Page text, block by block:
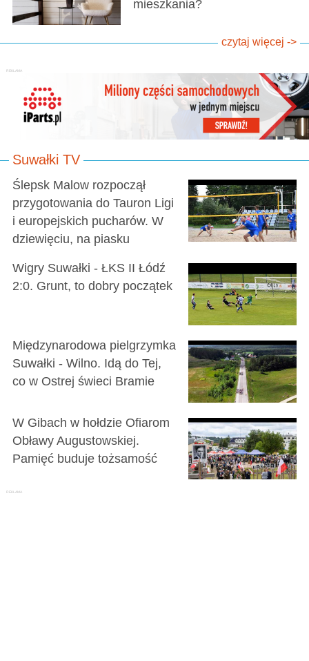
mieszkania?
czytaj więcej ->
Suwałki TV
Ślepsk Malow rozpoczął
przygotowania do Tauron Ligi
i europejskich pucharów. W
dziewięciu, na piasku
Wigry Suwałki - ŁKS II Łódź
2:0. Grunt, to dobry początek
Międzynarodowa pielgrzymka
Suwałki - Wilno. Idą do Tej,
co w Ostrej świeci Bramie
W Gibach w hołdzie Ofiarom
Obławy Augustowskiej.
Pamięć buduje tożsamość